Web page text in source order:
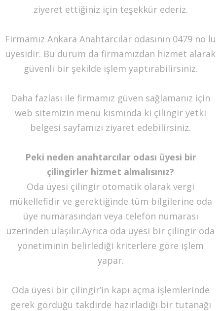
ziyeret ettiğiniz için teşekkür ederiz.
Firmamız Ankara Anahtarcılar odasının 0479 no lu
üyesidir. Bu durum da firmamızdan hizmet alarak
güvenli bir şekilde işlem yaptırabilirsiniz.
Daha fazlası ile firmamız güven sağlamanız için
web sitemizin menü kısmında ki çilingir yetki
belgesi sayfamızı ziyaret edebilirsiniz.
Peki neden anahtarcılar odası üyesi bir
çilingirler hizmet almalısınız?
Oda üyesi çilingir otomatik olarak vergi
mükellefidir ve gerektiğinde tüm bilgilerine oda
üye numarasından veya telefon numarası
üzerinden ulaşılır.Ayrıca oda üyesi bir çilingir oda
yönetiminin belirlediği kriterlere göre işlem
yapar.
Oda üyesi bir çilingir’in kapı açma işlemlerinde
gerek gördüğü takdirde hazırladığı bir tutanağı